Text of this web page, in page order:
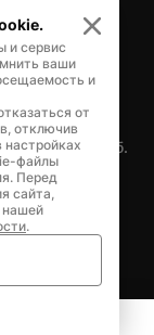
Ямало-
д.1, каб.
и сервис
ваши
и
от
отключив
файлы
Перед
сайта,
нашей
.